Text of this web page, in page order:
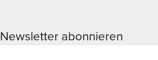
Newsletter abonnieren